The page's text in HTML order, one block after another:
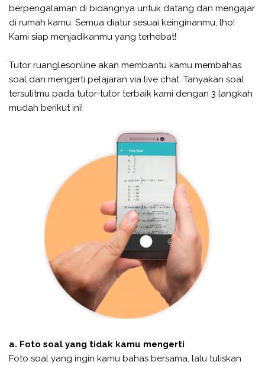
berpengalaman di bidangnya untuk datang dan mengajar
di rumah kamu. Semua diatur sesuai keinginanmu, lho!
Kami siap menjadikanmu yang terhebat!
Tutor ruanglesonline akan membantu kamu membahas
soal dan mengerti pelajaran via live chat. Tanyakan soal
tersulitmu pada tutor-tutor terbaik kami dengan 3 langkah
mudah berikut ini!
a. Foto soal yang tidak kamu mengerti
Foto soal yang ingin kamu bahas bersama, lalu tuliskan